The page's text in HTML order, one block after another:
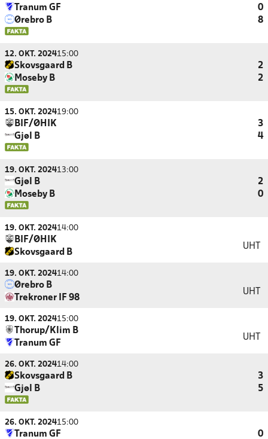
Tranum GF
0
Ørebro B
8
12. OKT. 202415:00
Skovsgaard B
2
Moseby B
2
15. OKT. 202419:00
BIF/ØHIK
3
Gjøl B
4
19. OKT. 202413:00
Gjøl B
2
Moseby B
0
19. OKT. 202414:00
BIF/ØHIK
Skovsgaard B
UHT
19. OKT. 202414:00
Ørebro B
Trekroner IF 98
UHT
19. OKT. 202415:00
Thorup/Klim B
Tranum GF
UHT
26. OKT. 202414:00
Skovsgaard B
3
Gjøl B
5
26. OKT. 202415:00
Tranum GF
0